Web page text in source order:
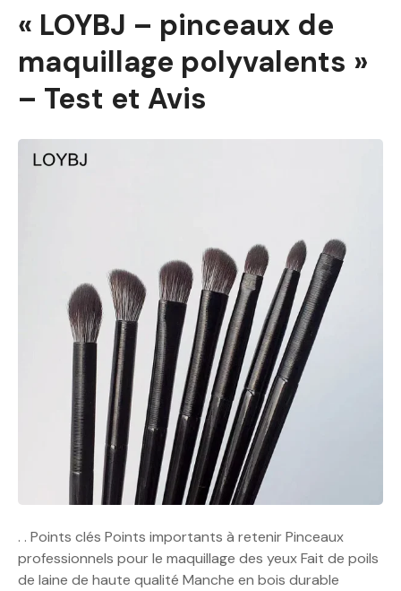
« LOYBJ – pinceaux de
maquillage polyvalents »
– Test et Avis
. . Points clés Points importants à retenir Pinceaux
professionnels pour le maquillage des yeux Fait de poils
de laine de haute qualité Manche en bois durable